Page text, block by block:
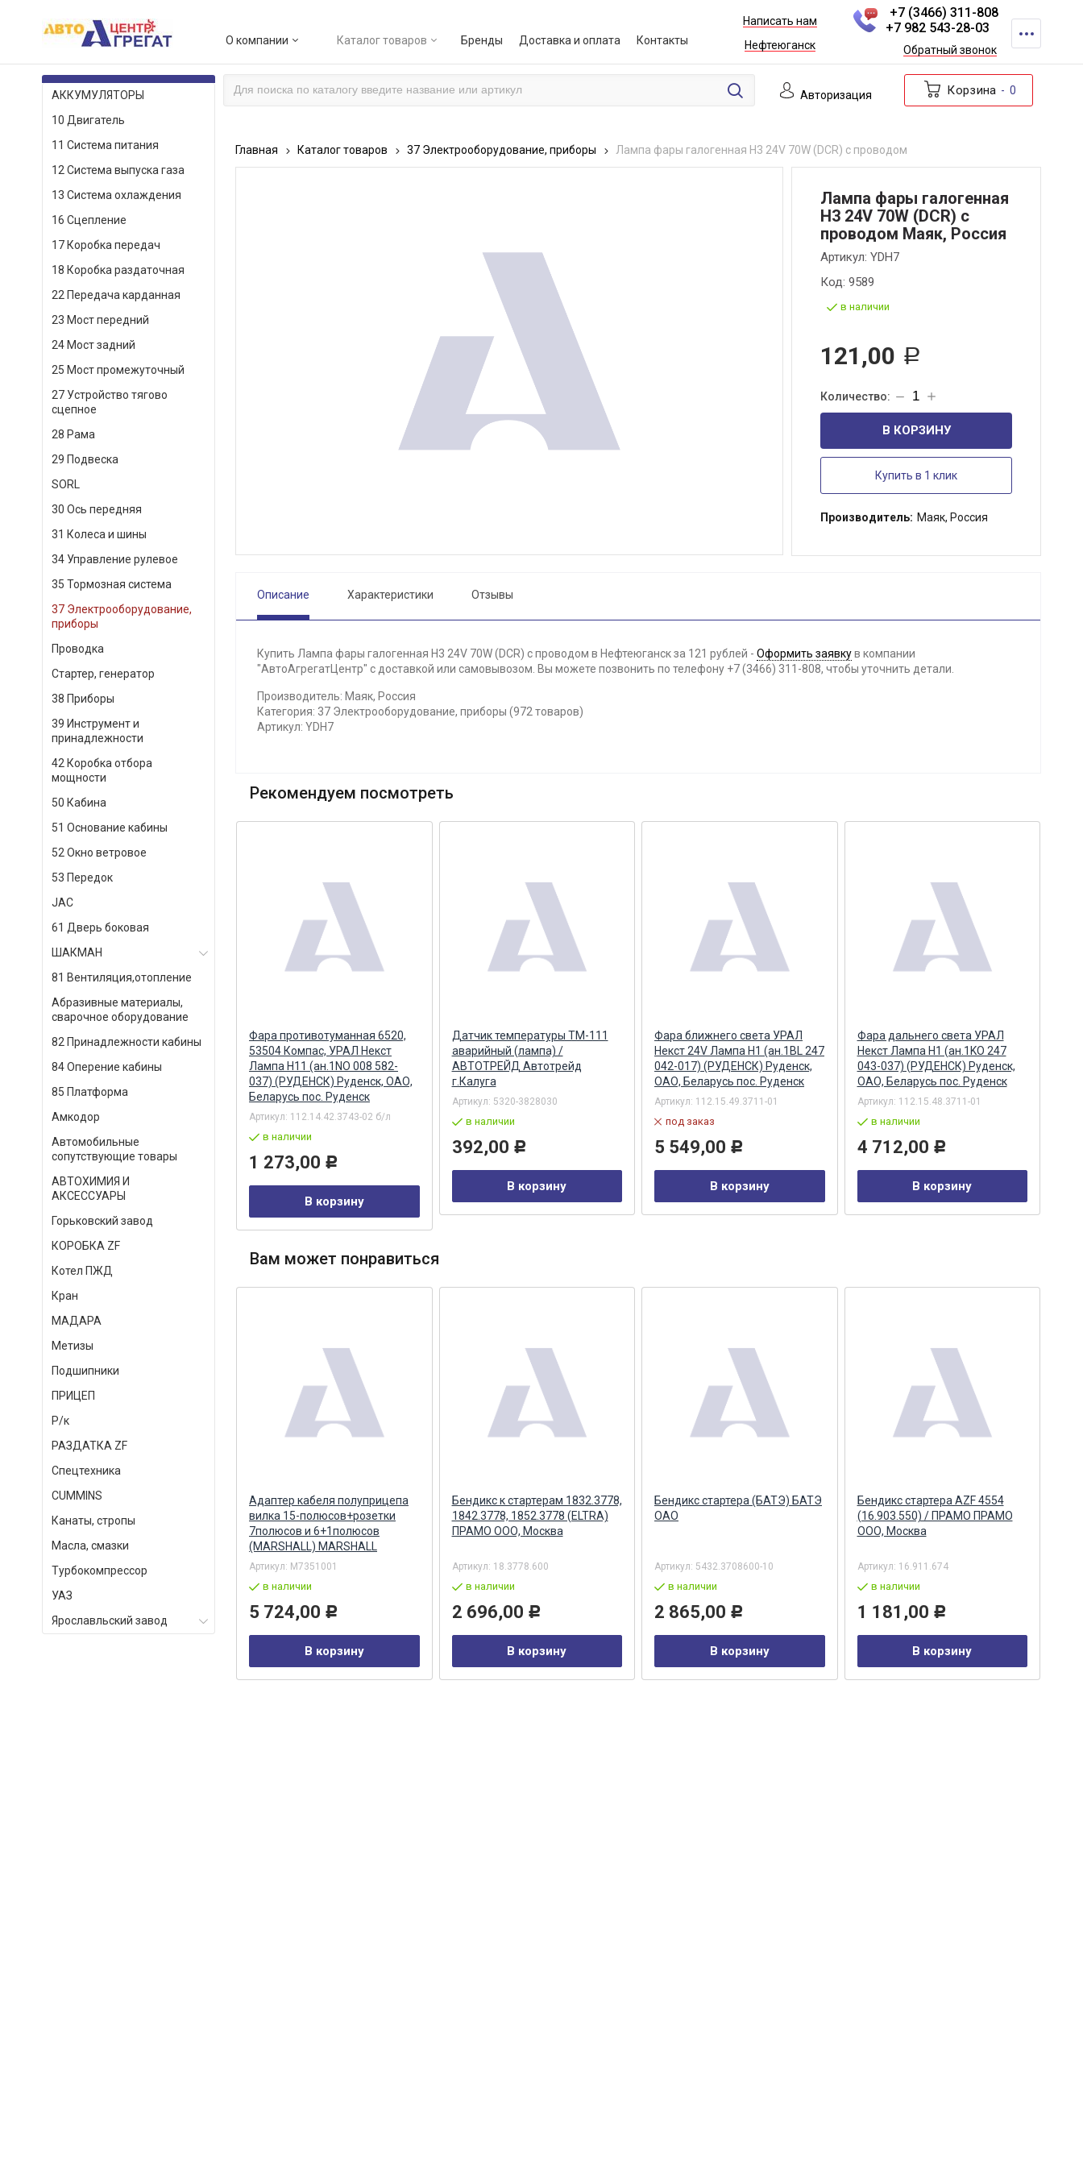
О компании Каталог товаров Бренды Доставка и оплата Контакты
Написать нам
Нефтеюганск
+7 (3466) 311-808
+7 982 543-28-03
Обратный звонок
КАТАЛОГ ТОВАРОВ Авторизация Корзина 0
АККУМУЛЯТОРЫ
10 Двигатель
11 Система питания
12 Система выпуска газа
13 Система охлаждения
16 Сцепление
17 Коробка передач
18 Коробка раздаточная
22 Передача карданная
23 Мост передний
24 Мост задний
25 Мост промежуточный
27 Устройство тягово
сцепное
28 Рама
29 Подвеска
SORL
30 Ось передняя
31 Колеса и шины
34 Управление рулевое
35 Тормозная система
37 Электрооборудование,
приборы
Проводка
Стартер, генератор
38 Приборы
39 Инструмент и
принадлежности
42 Коробка отбора
мощности
50 Кабина
51 Основание кабины
52 Окно ветровое
53 Передок
JAC
61 Дверь боковая
ШАКМАН
81 Вентиляция,отопление
Абразивные материалы,
сварочное оборудование
82 Принадлежности кабины
84 Оперение кабины
85 Платформа
Амкодор
Автомобильные
сопутствующие товары
АВТОХИМИЯ И
АКСЕССУАРЫ
Горьковский завод
КОРОБКА ZF
Котел ПЖД
Кран
МАДАРА
Метизы
Подшипники
ПРИЦЕП
Р/к
РАЗДАТКА ZF
Спецтехника
СUMMINS
Канаты, стропы
Масла, смазки
Турбокомпрессор
УАЗ
Ярославльский завод
Главная Каталог товаров 37 Электрооборудование, приборы Лампа фары галогенная Н3 24V 70W (DCR) с проводом
Лампа фары галогенная
Н3 24V 70W (DCR) с
проводом Маяк, Россия
Артикул: YDH7
Код: 9589
в наличии
121,00 Р
В КОРЗИНУ
Купить в 1 клик
Производитель: Маяк, Россия
Описание Характеристики Отзывы
Купить Лампа фары галогенная Н3 24V 70W (DCR) с проводом в Нефтеюганск за 121 рублей - Оформить заявкув компании
"АвтоАгрегатЦентр" с доставкой или самовывозом. Вы можете позвонить по телефону +7 (3466) 311-808, чтобы уточнить детали.
Производитель: Маяк, Россия
Категория: 37 Электрооборудование, приборы (972 товаров)
Артикул: YDH7
Рекомендуем посмотреть
Лампа фары галогенная Н7 24V
70W (ВОСХОД) PX26D 1/200
Восход, Россия
80727
в наличии
239,00 Р
В корзину
Фара противотуманная 6520,
53504 Компас, УРАЛ Некст
Лампа Н11 (ан.1NO 008 582-
037) (РУДЕНСК) Руденск, ОАО,
Беларусь пос. Руденск
Артикул: 112.14.42.3743-02 б/л
в наличии
1 273,00 Р
В корзину
Датчик температуры ТМ-111
аварийный (лампа) /
АВТОТРЕЙД Автотрейд
г.Калуга
Артикул: 5320-3828030
в наличии
392,00 Р
В корзину
Фара ближнего света УРАЛ
Некст 24V Лампа Н1 (ан.1BL 247
042-017) (РУДЕНСК) Руденск,
ОАО, Беларусь пос. Руденск
Артикул: 112.15.49.3711-01
под заказ
5 549,00 Р
В корзину
Фара дальнего света УРАЛ
Некст Лампа Н1 (ан.1KO 247
043-037) (РУДЕНСК) Руденск,
ОАО, Беларусь пос. Руденск
Артикул: 112.15.48.3711-01
в наличии
4 712,00 Р
В корзину
Вам может понравиться
Бендикс стартера AZJ 3367
(16.904.237) (MSX 1259) MAHLE
Артикул:AZJ 3367
4 141,00
Адаптер кабеля полуприцепа
вилка 15-полюсов+розетки
7полюсов и 6+1полюсов
(MARSHALL) MARSHALL
Артикул: M7351001
в наличии
5 724,00 Р
В корзину
Бендикс к стартерам 1832.3778,
1842.3778, 1852.3778 (ELTRA)
ПРАМО ООО, Москва
Артикул: 18.3778.600
в наличии
2 696,00 Р
В корзину
Бендикс стартера (БАТЭ) БАТЭ
ОАО
Артикул: 5432.3708600-10
в наличии
2 865,00 Р
В корзину
Бендикс стартера AZF 4554
(16.903.550) / ПРАМО ПРАМО
ООО, Москва
Артикул: 16.911.674
в наличии
1 181,00 Р
В корзину